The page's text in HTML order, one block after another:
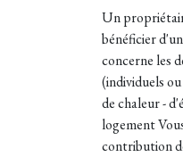
Un
bénéficier
concerne les
(individuels
de chaleur -
logement
contribution